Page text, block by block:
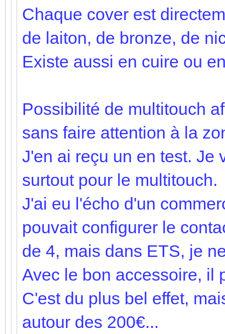
Chaque cover est
de laiton, de bronze, de
Existe aussi en cuire ou
Possibilité de multitouch
sans faire attention à la
J'en ai reçu un en test. Je
surtout pour le multitouch.
J'ai eu l'écho d'un
pouvait configurer le
de 4, mais dans ETS, je
Avec le bon accessoire, il
C'est du plus bel effet,
autour des 200€...